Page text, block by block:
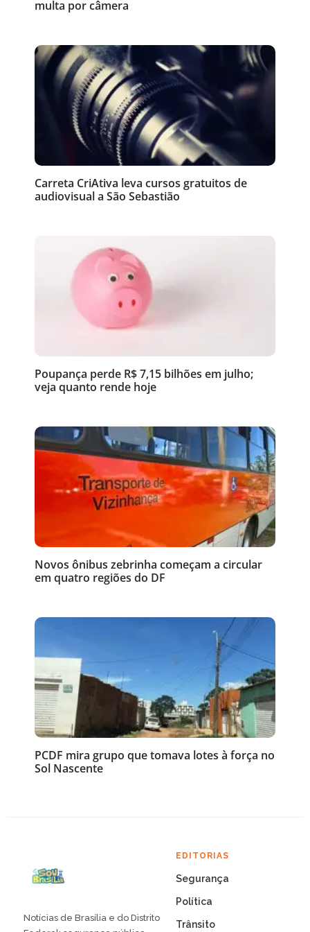
multa por câmera
Carreta CriAtiva leva cursos gratuitos de
audiovisual a São Sebastião
Poupança perde R$ 7,15 bilhões em julho;
veja quanto rende hoje
Novos ônibus zebrinha começam a circular
em quatro regiões do DF
PCDF mira grupo que tomava lotes à força no
Sol Nascente
Notícias de Brasília e do Distrito
EDITORIAS
Segurança
Política
Trânsito